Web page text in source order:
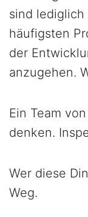
sind
häufigsten
der
anzugehen.
Ein Team
denken.
Wer diese
Weg.